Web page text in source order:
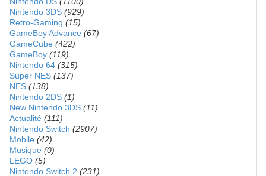
Nintendo 3DS (929)
Retro-Gaming (15)
GameBoy Advance (67)
GameCube (422)
GameBoy (119)
Nintendo 64 (315)
Super NES (137)
NES (138)
Nintendo 2DS (1)
New Nintendo 3DS (11)
Actualité (111)
Nintendo Switch (2907)
Mobile (42)
Musique (0)
LEGO (5)
Nintendo Switch 2 (231)